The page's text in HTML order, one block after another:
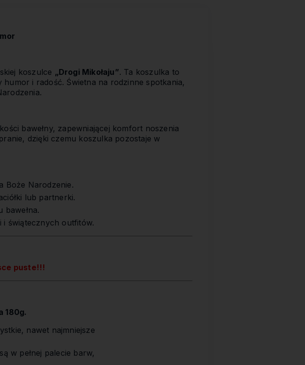
koszulce „Drogi Mikołaju”. Ta koszulka to
i radość. Świetna na rodzinne spotkania,
bawełny, zapewniającej komfort noszenia
dzięki czemu koszulka pozostaje w
Boże Narodzenie.
lub partnerki.
bawełna.
i świątecznych outfitów.
puste!!!
180g.
nawet najmniejsze
w pełnej palecie barw,